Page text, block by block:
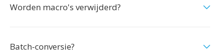
Worden macro's verwijderd?
Batch-conversie?